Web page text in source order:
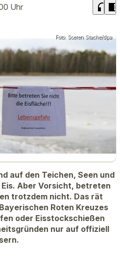
Uhr headphones chrome_reader_mode
Foto: Soeren Stache/dpa
auf den Teichen, Seen und
Aber Vorsicht, betreten
trotzdem nicht. Das rät
Roten Kreuzes
oder Eisstockschießen
nur auf offiziell